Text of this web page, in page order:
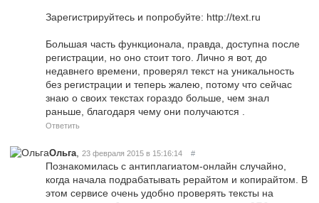
Зарегистрируйтесь и попробуйте: http://text.ru
Большая часть функционала, правда, доступна после
регистрации, но оно стоит того. Лично я вот, до
недавнего времени, проверял текст на уникальность
без регистрации и теперь жалею, потому что сейчас
знаю о своих текстах гораздо больше, чем знал
раньше, благодаря чему они получаются .
Ответить
Ольга 23 февраля 2015 в 15:16:14 #
Познакомилась с антиплагиатом-онлайн случайно,
когда начала подрабатывать рерайтом и копирайтом. В
этом сервисе очень удобно проверять тексты на